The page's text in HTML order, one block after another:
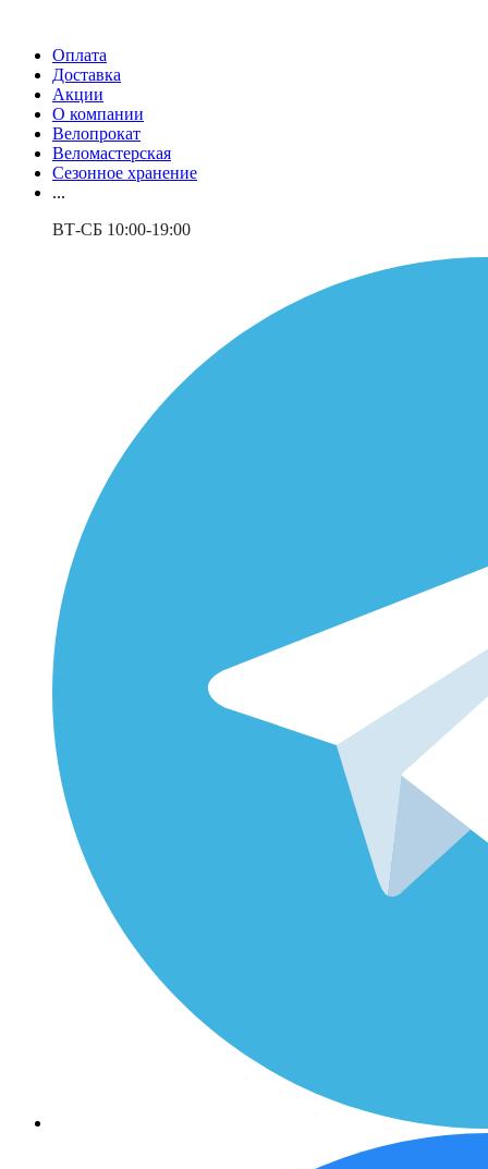
Оплата
Доставка
Акции
О компании
Велопрокат
Веломастерская
Сезонное хранение
...
ВТ-СБ 10:00-19:00